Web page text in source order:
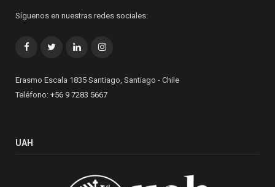
Síguenos en nuestras redes sociales:
FacebookTwitterLinkedInInstagram
Erasmo Escala 1835 Santiago, Santiago - Chile
Teléfono: +56 9 7283 5667
UAH